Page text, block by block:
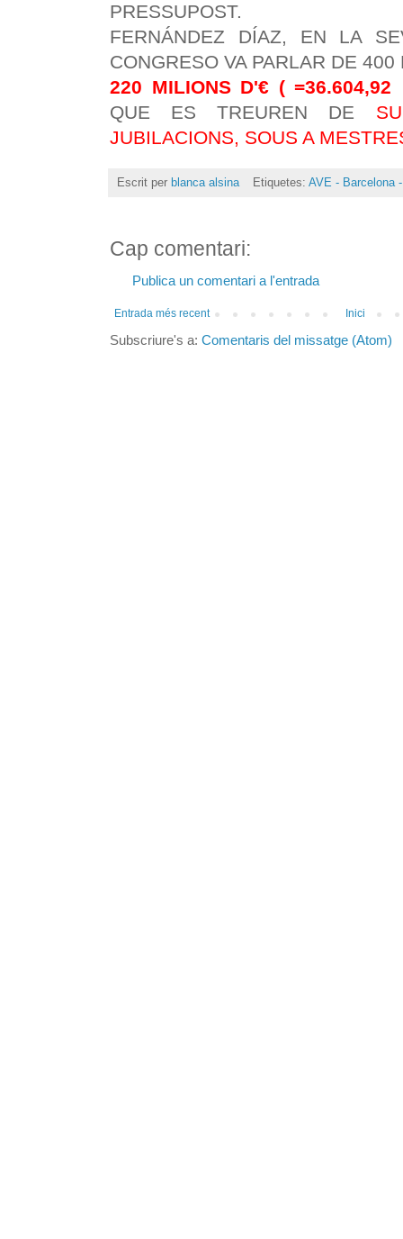
PRESSUPOST.
FERNÁNDEZ DÍAZ, EN LA
CONGRESO VA PARLAR DE
220 MILIONS D'€ (
QUE ES TREUREN DE
JUBILACIONS, SOUS A
Escrit per blanca alsina Etiquetes: AVE - Barcelona
Cap comentari:
Publica un comentari a l'entrada
Entrada més recent Inici
Subscriure's a: Comentaris del missatge (Atom)